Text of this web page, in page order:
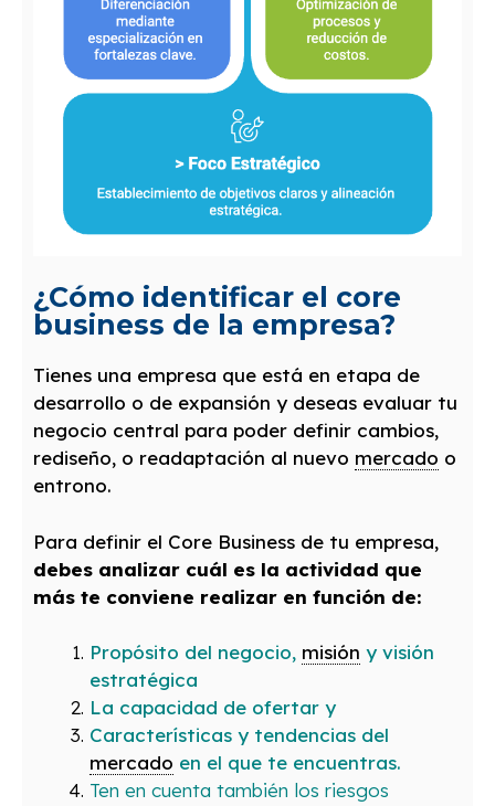
¿Cómo identificar el core
business de la empresa?
Tienes una empresa que está en etapa de
desarrollo o de expansión y deseas evaluar tu
negocio central para poder definir cambios,
rediseño, o readaptación al nuevo mercado o
entrono.
Para definir el Core Business de tu empresa,
debes analizar cuál es la actividad que
más te conviene realizar en función de:
Propósito del negocio, misión y visión
estratégica
La capacidad de ofertar y
Características y tendencias del
mercado en el que te encuentras.
Ten en cuenta también los riesgos